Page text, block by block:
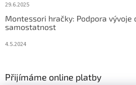
29.6.2025
Montessori hračky: Podpora
samostatnost
4.5.2024
Přijímáme online platby